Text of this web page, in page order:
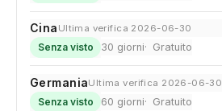
Cina Ultima verifica 2026-06-30
Senza visto 30 giorni Gratuito
GermaniaUltima verifica 2026-06-30
Senza visto 60 giorni Gratuito